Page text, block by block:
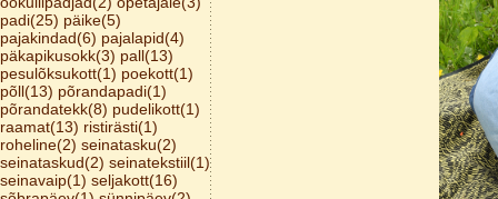
padi(25) päike(5)
pajakindad(6) pajalapid(4)
päkapikusokk(3) pall(13)
pesulõksukott(1) poekott(1)
põll(13) põrandapadi(1)
põrandatekk(8) pudelikott(1)
raamat(13) ristirästi(1)
roheline(2) seinatasku(2)
seinataskud(2) seinatekstiil(1)
seinavaip(1) seljakott(16)